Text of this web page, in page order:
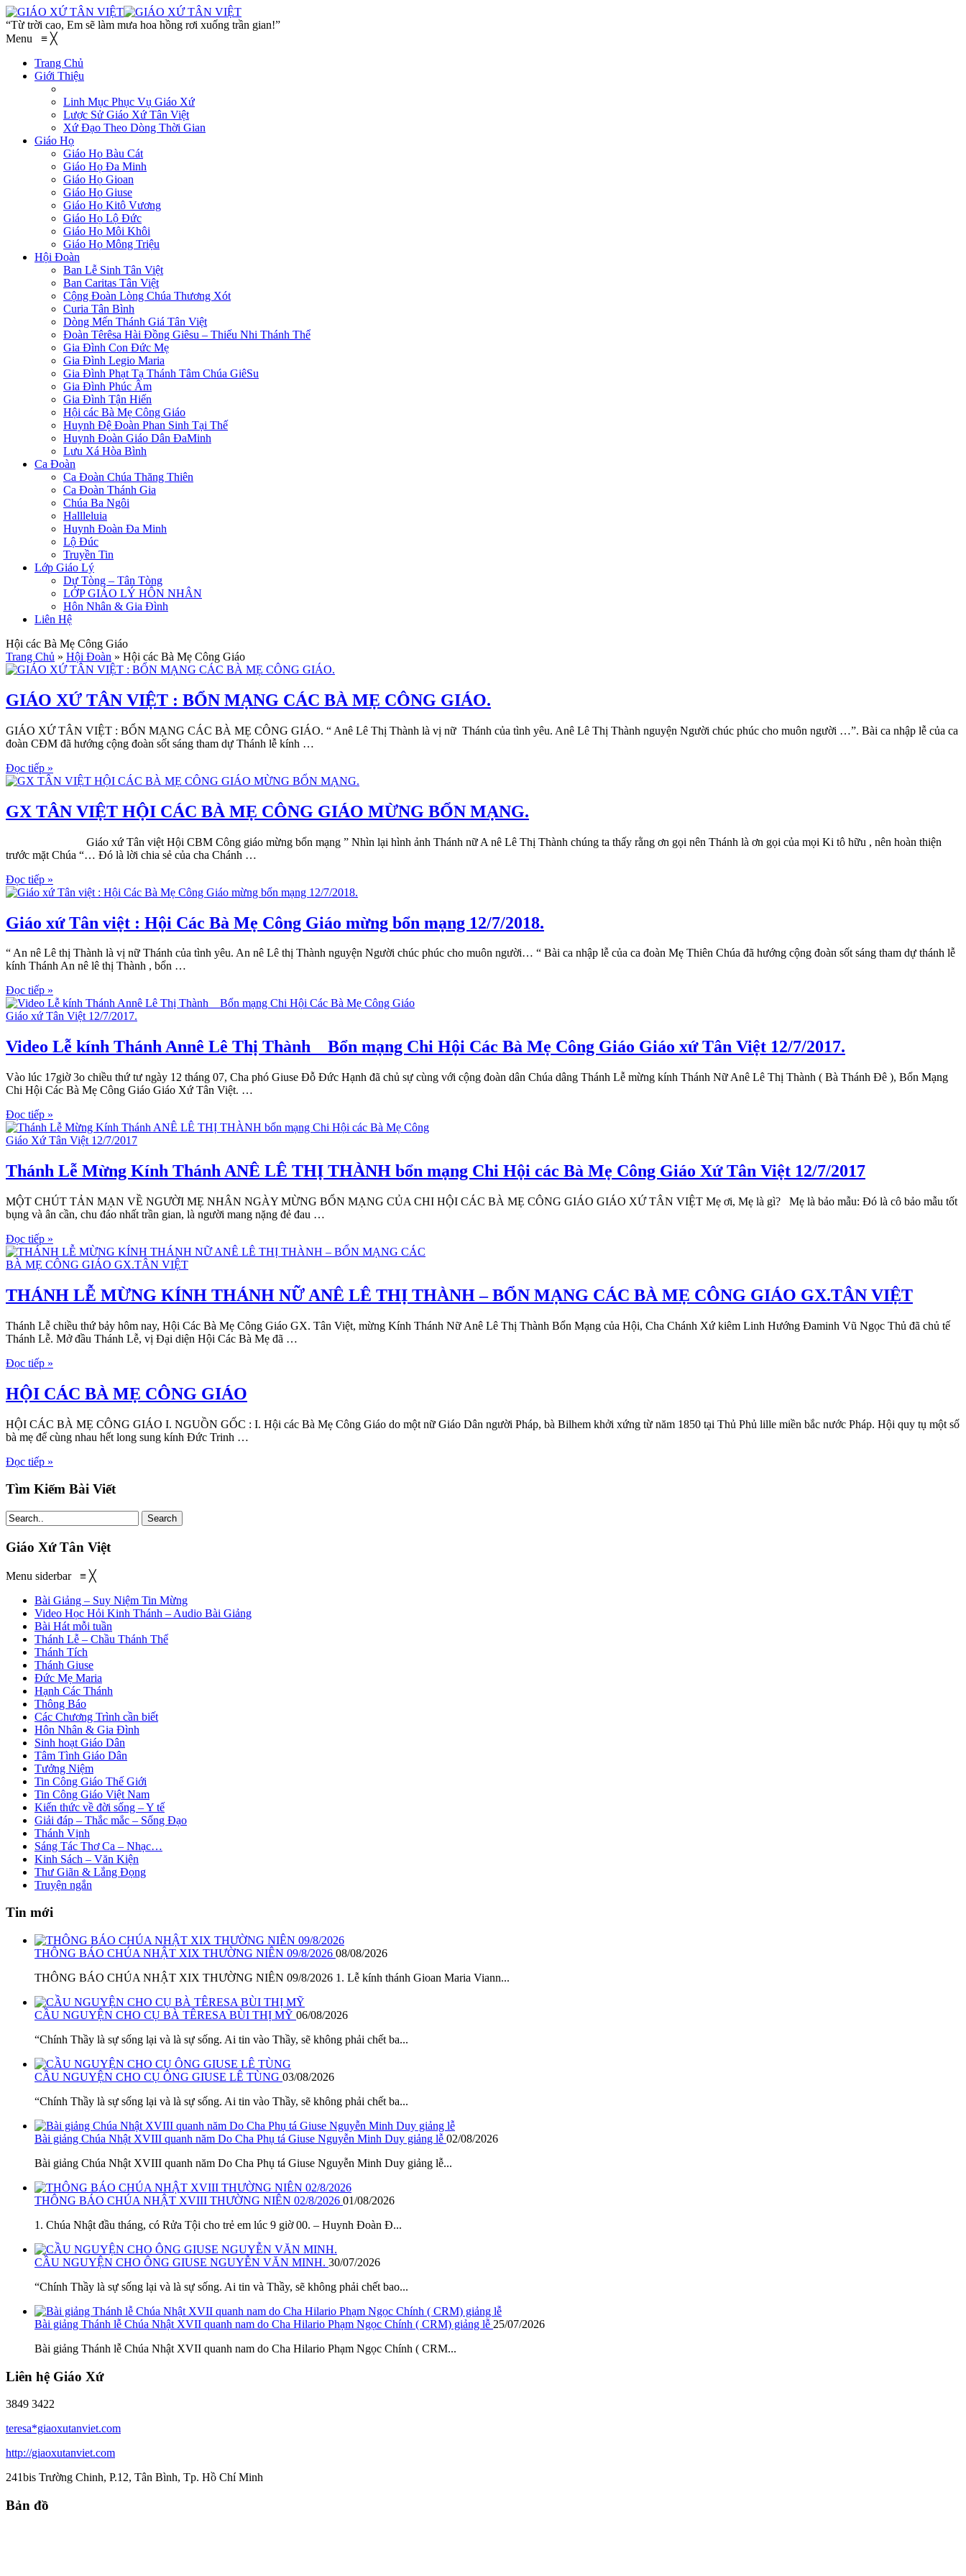
“Từ trời cao, Em sẽ làm mưa hoa hồng rơi xuống trần gian!”
Menu ≡ ╳
Trang Chủ
Giới Thiệu
Linh Mục Phục Vụ Giáo Xứ
Lược Sử Giáo Xứ Tân Việt
Xứ Đạo Theo Dòng Thời Gian
Giáo Họ
Giáo Họ Bàu Cát
Giáo Họ Đa Minh
Giáo Họ Gioan
Giáo Họ Giuse
Giáo Họ Kitô Vương
Giáo Họ Lộ Đức
Giáo Họ Môi Khôi
Giáo Họ Mông Triệu
Hội Đoàn
Ban Lễ Sinh Tân Việt
Ban Caritas Tân Việt
Cộng Đoàn Lòng Chúa Thương Xót
Curia Tân Bình
Dòng Mến Thánh Giá Tân Việt
Đoàn Têrêsa Hài Đồng Giêsu – Thiếu Nhi Thánh Thể
Gia Đình Con Đức Mẹ
Gia Đình Legio Maria
Gia Đình Phạt Tạ Thánh Tâm Chúa GiêSu
Gia Đình Phúc Âm
Gia Đình Tận Hiến
Hội các Bà Mẹ Công Giáo
Huynh Đệ Đoàn Phan Sinh Tại Thế
Huynh Đoàn Giáo Dân ĐaMinh
Lưu Xá Hòa Bình
Ca Đoàn
Ca Đoàn Chúa Thăng Thiên
Ca Đoàn Thánh Gia
Chúa Ba Ngôi
Hallleluia
Huynh Đoàn Đa Minh
Lộ Đúc
Truyền Tin
Lớp Giáo Lý
Dự Tòng – Tân Tòng
LỚP GIÁO LÝ HÔN NHÂN
Hôn Nhân & Gia Đình
Liên Hệ
Hội các Bà Mẹ Công Giáo
Trang Chủ » Hội Đoàn » Hội các Bà Mẹ Công Giáo
GIÁO XỨ TÂN VIỆT : BỔN MẠNG CÁC BÀ MẸ CÔNG GIÁO.
GIÁO XỨ TÂN VIỆT : BỔN MẠNG CÁC BÀ MẸ CÔNG GIÁO. “ Anê Lê Thị Thành là vị nữ Thánh của tình yêu. Anê Lê Thị Thành nguyện Người chúc phúc cho muôn người …”. Bài ca nhập lễ của ca
đoàn CĐM đã hướng cộng đoàn sốt sáng tham dự Thánh lễ kính …
Đọc tiếp »
GX TÂN VIỆT HỘI CÁC BÀ MẸ CÔNG GIÁO MỪNG BỔN MẠNG.
Giáo xứ Tân việt Hội CBM Công giáo mừng bổn mạng ” Nhìn lại hình ảnh Thánh nữ A nê Lê Thị Thành chúng ta thấy rằng ơn gọi nên Thánh là ơn gọi của mọi Ki tô hữu , nên hoàn thiện
trước mặt Chúa “… Đó là lời chia sẻ của cha Chánh …
Đọc tiếp »
Giáo xứ Tân việt : Hội Các Bà Mẹ Công Giáo mừng bổn mạng 12/7/2018.
“ An nê Lê thị Thành là vị nữ Thánh của tình yêu. An nê Lê thị Thành nguyện Người chúc phúc cho muôn người… “ Bài ca nhập lễ của ca đoàn Mẹ Thiên Chúa đã hướng cộng đoàn sốt sáng tham dự thánh lễ
kính Thánh An nê lê thị Thành , bổn …
Đọc tiếp »
Video Lễ kính Thánh Annê Lê Thị Thành _ Bổn mạng Chi Hội Các Bà Mẹ Công Giáo Giáo xứ Tân Việt 12/7/2017.
Vào lúc 17giờ 3o chiều thứ tư ngày 12 tháng 07, Cha phó Giuse Đỗ Đức Hạnh đã chủ sự cùng với cộng đoàn dân Chúa dâng Thánh Lễ mừng kính Thánh Nữ Anê Lê Thị Thành ( Bà Thánh Đê ), Bổn Mạng
Chi Hội Các Bà Mẹ Công Giáo Giáo Xứ Tân Việt. …
Đọc tiếp »
Thánh Lễ Mừng Kính Thánh ANÊ LÊ THỊ THÀNH bổn mạng Chi Hội các Bà Mẹ Công Giáo Xứ Tân Việt 12/7/2017
MỘT CHÚT TẢN MẠN VỀ NGƯỜI MẸ NHÂN NGÀY MỪNG BỔN MẠNG CỦA CHI HỘI CÁC BÀ MẸ CÔNG GIÁO GIÁO XỨ TÂN VIỆT Mẹ ơi, Mẹ là gì? Mẹ là bảo mẫu: Đó là cô bảo mẫu tốt
bụng và ân cần, chu đáo nhất trần gian, là người mang nặng đẻ đau …
Đọc tiếp »
THÁNH LỄ MỪNG KÍNH THÁNH NỮ ANÊ LÊ THỊ THÀNH – BỔN MẠNG CÁC BÀ MẸ CÔNG GIÁO GX.TÂN VIỆT
Thánh Lễ chiều thứ bảy hôm nay, Hội Các Bà Mẹ Công Giáo GX. Tân Việt, mừng Kính Thánh Nữ Anê Lê Thị Thành Bổn Mạng của Hội, Cha Chánh Xứ kiêm Linh Hướng Đaminh Vũ Ngọc Thủ đã chủ tế
Thánh Lễ. Mở đầu Thánh Lễ, vị Đại diện Hội Các Bà Mẹ đã …
Đọc tiếp »
HỘI CÁC BÀ MẸ CÔNG GIÁO
HỘI CÁC BÀ MẸ CÔNG GIÁO I. NGUỒN GỐC : I. Hội các Bà Mẹ Công Giáo do một nữ Giáo Dân người Pháp, bà Bilhem khởi xứng từ năm 1850 tại Thủ Phủ lille miền bắc nước Pháp. Hội quy tụ một số
bà mẹ để cùng nhau hết long sung kính Đức Trinh …
Đọc tiếp »
Tìm Kiếm Bài Viết
Search
Giáo Xứ Tân Việt
Menu siderbar ≡ ╳
Bài Giảng – Suy Niệm Tin Mừng
Video Học Hỏi Kinh Thánh – Audio Bài Giảng
Bài Hát mỗi tuần
Thánh Lễ – Chầu Thánh Thể
Thánh Tích
Thánh Giuse
Đức Mẹ Maria
Hạnh Các Thánh
Thông Báo
Các Chương Trình cần biết
Hôn Nhân & Gia Đình
Sinh hoạt Giáo Dân
Tâm Tình Giáo Dân
Tưởng Niệm
Tin Công Giáo Thế Giới
Tin Công Giáo Việt Nam
Kiến thức về đời sống – Y tế
Giải đáp – Thắc mắc – Sống Đạo
Thánh Vịnh
Sáng Tác Thơ Ca – Nhạc…
Kinh Sách – Văn Kiện
Thư Giãn & Lắng Đọng
Truyện ngắn
Tin mới
THÔNG BÁO CHÚA NHẬT XIX THƯỜNG NIÊN 09/8/2026 08/08/2026
THÔNG BÁO CHÚA NHẬT XIX THƯỜNG NIÊN 09/8/2026 1. Lễ kính thánh Gioan Maria Viann...
CẦU NGUYỆN CHO CỤ BÀ TÊRESA BÙI THỊ MỸ 06/08/2026
“Chính Thầy là sự sống lại và là sự sống. Ai tin vào Thầy, sẽ không phải chết ba...
CẦU NGUYỆN CHO CỤ ÔNG GIUSE LÊ TÙNG 03/08/2026
“Chính Thầy là sự sống lại và là sự sống. Ai tin vào Thầy, sẽ không phải chết ba...
Bài giảng Chúa Nhật XVIII quanh năm Do Cha Phụ tá Giuse Nguyễn Minh Duy giảng lễ 02/08/2026
Bài giảng Chúa Nhật XVIII quanh năm Do Cha Phụ tá Giuse Nguyễn Minh Duy giảng lễ...
THÔNG BÁO CHÚA NHẬT XVIII THƯỜNG NIÊN 02/8/2026 01/08/2026
1. Chúa Nhật đầu tháng, có Rửa Tội cho trẻ em lúc 9 giờ 00. – Huynh Đoàn Đ...
CẦU NGUYỆN CHO ÔNG GIUSE NGUYỄN VĂN MINH. 30/07/2026
“Chính Thầy là sự sống lại và là sự sống. Ai tin và Thầy, sẽ không phải chết bao...
Bài giảng Thánh lễ Chúa Nhật XVII quanh nam do Cha Hilario Phạm Ngọc Chính ( CRM) giảng lễ 25/07/2026
Bài giảng Thánh lễ Chúa Nhật XVII quanh nam do Cha Hilario Phạm Ngọc Chính ( CRM...
Liên hệ Giáo Xứ
3849 3422
teresa*giaoxutanviet.com
http://giaoxutanviet.com
241bis Trường Chinh, P.12, Tân Bình, Tp. Hồ Chí Minh
Bản đồ